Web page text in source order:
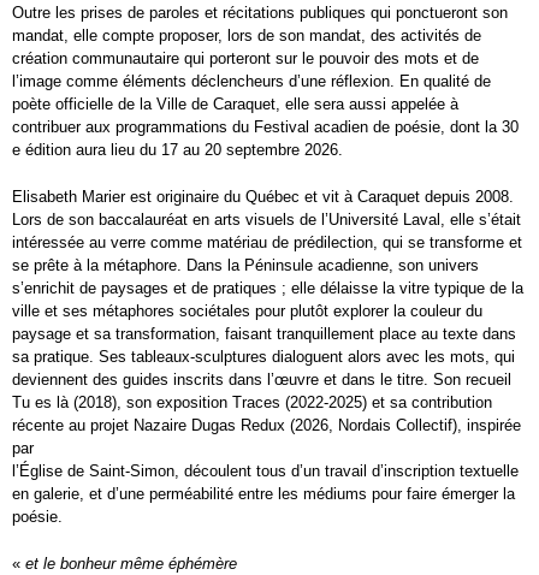
Outre les prises de paroles et récitations publiques qui ponctueront son
mandat, elle compte proposer, lors de son mandat, des activités de
création communautaire qui porteront sur le pouvoir des mots et de
l’image comme éléments déclencheurs d’une réflexion. En qualité de
poète officielle de la Ville de Caraquet, elle sera aussi appelée à
contribuer aux programmations du Festival acadien de poésie, dont la 30
e édition aura lieu du 17 au 20 septembre 2026.
Elisabeth Marier est originaire du Québec et vit à Caraquet depuis 2008.
Lors de son baccalauréat en arts visuels de l’Université Laval, elle s’était
intéressée au verre comme matériau de prédilection, qui se transforme et
se prête à la métaphore. Dans la Péninsule acadienne, son univers
s’enrichit de paysages et de pratiques ; elle délaisse la vitre typique de la
ville et ses métaphores sociétales pour plutôt explorer la couleur du
paysage et sa transformation, faisant tranquillement place au texte dans
sa pratique. Ses tableaux-sculptures dialoguent alors avec les mots, qui
deviennent des guides inscrits dans l’œuvre et dans le titre. Son recueil
Tu es là (2018), son exposition Traces (2022-2025) et sa contribution
récente au projet Nazaire Dugas Redux (2026, Nordais Collectif), inspirée
par
l’Église de Saint-Simon, découlent tous d’un travail d’inscription textuelle
en galerie, et d’une perméabilité entre les médiums pour faire émerger la
poésie.
« et le bonheur même éphémère